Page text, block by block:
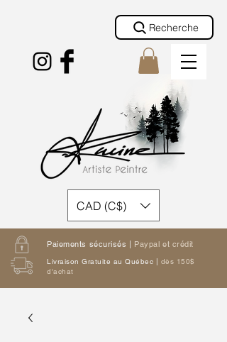
Paiements sécurisés | Paypal et crédit
Livraison Gratuite au Québec | dès 150$
d'achat
Recherche
CAD (C$)